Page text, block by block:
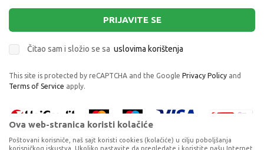
PRIJAVITE SE
Čitao sam i složio se sa uslovima korištenja
This site is protected by reCAPTCHA and the Google Privacy Policy and
Terms of Service apply.
Ova web-stranica koristi kolačiće
Poštovani korisniče, naš sajt koristi cookies (kolačiće) u cilju poboljšanja
korisničkog iskustva. Ukoliko nastavite da pregledate i koristite našu Internet